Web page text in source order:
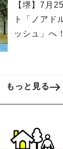
【堺】7月
ト「ノアド
ッシュ」へ
もっと見る